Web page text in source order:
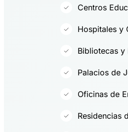
Centros
Hospitales y
Bibliotecas y
Palacios de
Oficinas de
Residencias